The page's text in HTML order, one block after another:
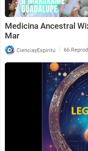
Medicina Ancestral
Mar
CienciayEspiritu | 66